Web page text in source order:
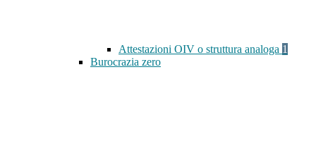
Attestazioni OIV o struttura analoga 1
Burocrazia zero